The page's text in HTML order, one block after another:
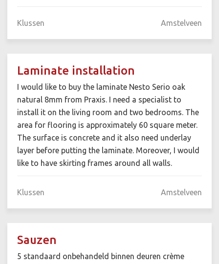
Klussen Amstelveen
Laminate installation
I would like to buy the laminate Nesto Serio oak
natural 8mm from Praxis. I need a specialist to
install it on the living room and two bedrooms. The
area for flooring is approximately 60 square meter.
The surface is concrete and it also need underlay
layer before putting the laminate. Moreover, I would
like to have skirting frames around all walls.
Klussen Amstelveen
Sauzen
5 standaard onbehandeld binnen deuren crème